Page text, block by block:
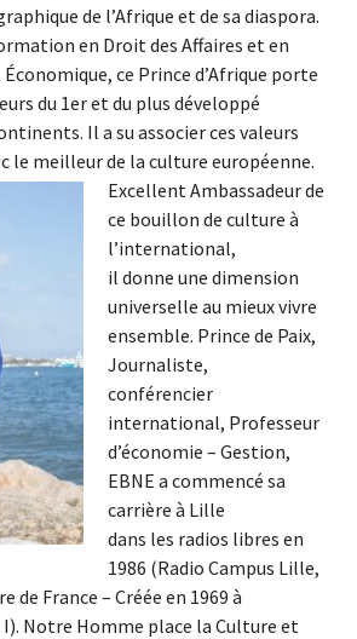
de l’Afrique et de sa diaspora.
en Droit des Affaires et en
ce Prince d’Afrique porte
du 1er et du plus développé
Il a su associer ces valeurs
le meilleur de la culture européenne.
ExcellentAmbassadeur de
ce bouillon de culture à
l’international,
il donne une dimension
universelle au mieux vivre
ensemble. Prince de Paix,
Journaliste,
conférencier
international, Professeur
d’économie – Gestion,
EBNE a commencé sa
carrière à Lille
dans les radios libres en
1986 (Radio Campus Lille,
de France – Créée en 1969 à
Notre Homme place la Culture et